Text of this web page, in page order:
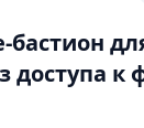
бастион
доступа к